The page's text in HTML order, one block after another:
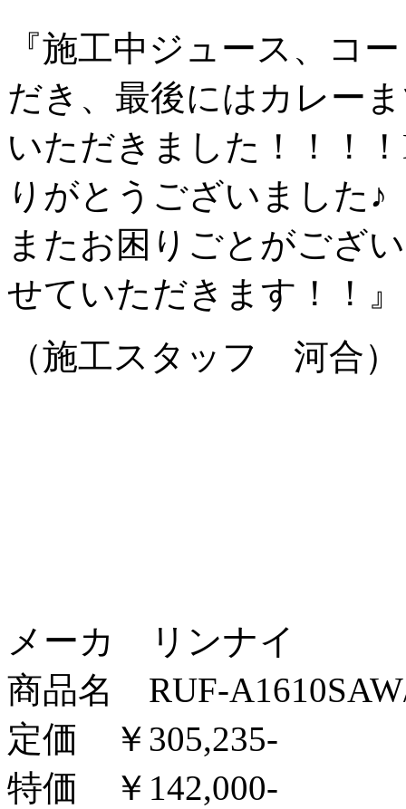
『施工中ジュース、コ
だき、最後にはカレー
いただきました！！！
りがとうございました♪
またお困りごとがござ
せていただきます！！』
（施工スタッフ 河合）
メーカ リンナイ
商品名 RUF-
定価 ￥305,235-
特価 ￥142,000-